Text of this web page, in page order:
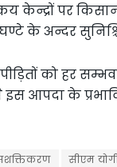
केन्द्रों पर
के अन्दर
पीड़ितों को हर
वे इस आपदा के
सीएम